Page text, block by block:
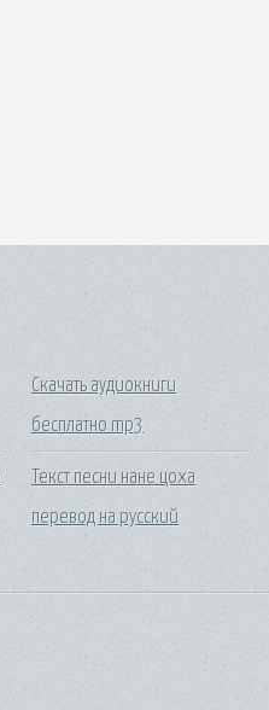
Скачать аудиокниги
бесплатно mp3
Текст песни нане цоха
перевод на русский